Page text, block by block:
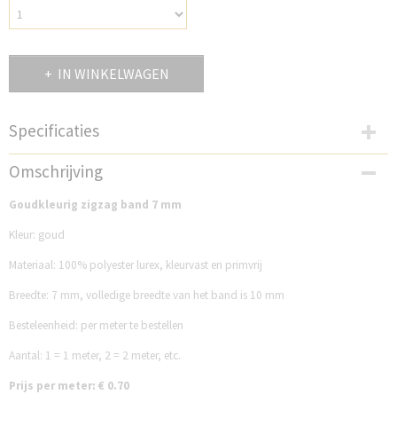
IN WINKELWAGEN
Specificaties
Productcode
FG7ZZBG3
Omschrijving
Goudkleurig zigzag band 7 mm
Kleur: goud
Materiaal: 100% polyester lurex, kleurvast en primvrij
Breedte: 7 mm, volledige breedte van het band is 10 mm
Besteleenheid: per meter te bestellen
Aantal: 1 = 1 meter, 2 = 2 meter, etc.
Prijs per meter: € 0.70